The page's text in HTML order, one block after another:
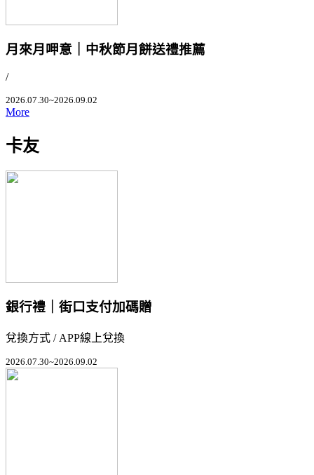
月來月呷意｜中秋節月餅送禮推薦
/
2026.07.30~2026.09.02
More
卡友
銀行禮｜街口支付加碼贈
兌換方式 / APP線上兌換
2026.07.30~2026.09.02